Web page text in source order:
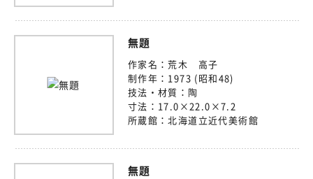
無題
作家名：荒木 高子
制作年： 1973 (昭和48)
技法・材質： 陶
寸法： 17.0×22.0×7.2
所蔵館：北海道立近代美術館
無題